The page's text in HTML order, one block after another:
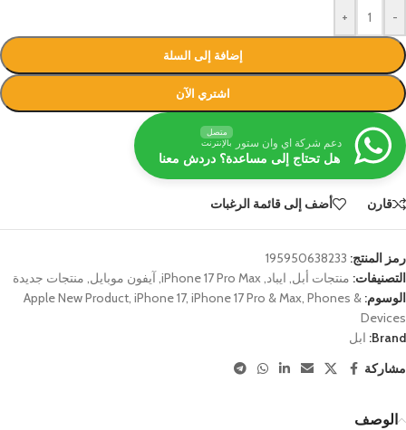
-
+
إضافة إلى السلة
اشتري الآن
دعم شركة اي وان ستور
متصل
بالإنترنت
هل تحتاج إلى مساعدة؟ دردش معنا
قارن أضف إلى قائمة الرغبات
رمز المنتج: 195950638233
التصنيفات: منتجات أبل, ايباد,
iPhone 17 Pro Max
,آيفون موبايل, منتجات جديدة
الوسوم:
Apple New Product, iPhone 17, iPhone 17 Pro & Max, Phones &
Devices
Brand: ابل
مشاركة
الوصف